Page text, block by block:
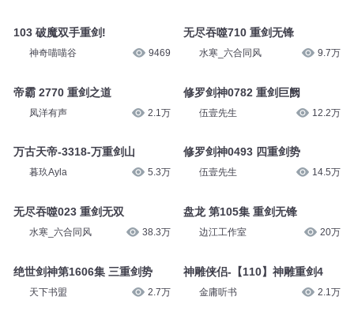
103 破魔双手重剑!
神奇喵喵谷 9469
帝霸 2770 重剑之道
凤洋有声 2.1万
万古天帝-3318-万重剑山
暮玖Ayla 5.3万
无尽吞噬023 重剑无双
水寒_六合同风 38.3万
绝世剑神第1606集 三重剑势
天下书盟 2.7万
无尽吞噬710 重剑无锋
水寒_六合同风 9.7万
修罗剑神0782 重剑巨阙
伍壹先生 12.2万
修罗剑神0493 四重剑势
伍壹先生 14.5万
盘龙 第105集 重剑无锋
边江工作室 20万
神雕侠侣-【110】神雕重剑4
金庸听书 2.1万